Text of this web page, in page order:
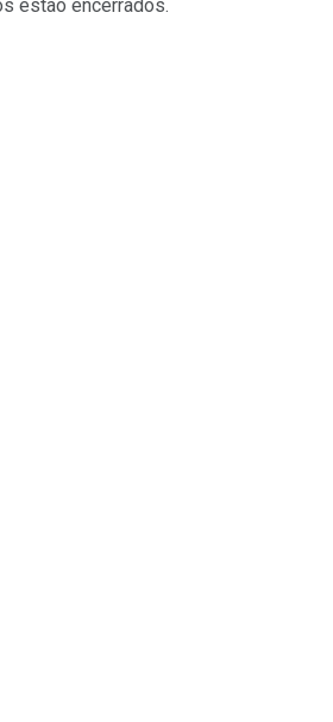
estão encerrados.